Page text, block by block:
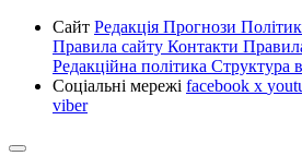
Сайт Редакція Прогнози
Правила сайту Контакти
Редакційна політика Структура
Соціальні мережі facebook x
viber